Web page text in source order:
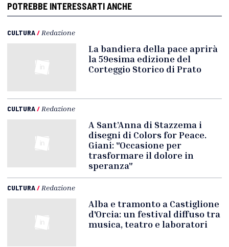
POTREBBE INTERESSARTI ANCHE
CULTURA/ Redazione
La bandiera della pace aprirà
la 59esima edizione del
Corteggio Storico di Prato
CULTURA/ Redazione
A Sant’Anna di Stazzema i
disegni di Colors for Peace.
Giani: "Occasione per
trasformare il dolore in
speranza"
CULTURA/ Redazione
Alba e tramonto a Castiglione
d'Orcia: un festival diffuso tra
musica, teatro e laboratori